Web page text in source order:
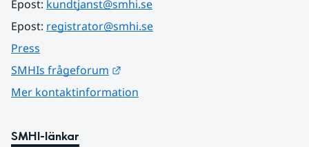
Epost: kundtjanst@smhi.se
Epost: registrator@smhi.se
Press
SMHIs frågeforum
Mer kontaktinformation
SMHI-länkar